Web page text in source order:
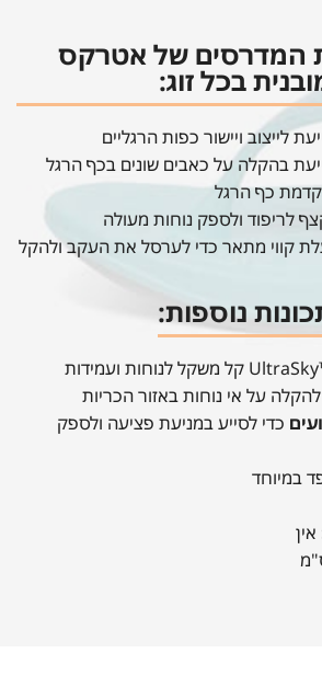
המדרסים של אטרקס
בכל זוג:
לייצוב ויישור כפות הרגליים
בהקלה על כאבים שונים בכף הרגל
כף הרגל
קווי מתאר כדי לערסל את העקב ולהקל
נוספות:
להקלה על אי נוחות באזור הכריות
כדי לסייע במניעת פציעה ולספק
במיוחד
אין